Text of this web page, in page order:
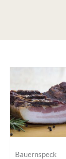
Bauernspeck